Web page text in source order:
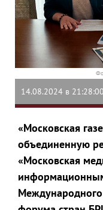
14.08.2024 в 21:28:00
«Московская
объединенную
«Московская